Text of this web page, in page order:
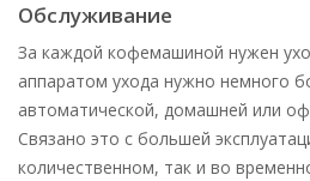
При заказе
кофемашины -
Обслуживание
За каждой кофемашиной нужен
аппаратом ухода нужно немного
автоматической, домашней или
Связано это с большей
количественном, так и во